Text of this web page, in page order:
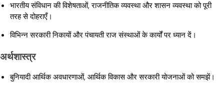
भारतीय संविधान की विशेषताओं, राजनीतिक व्यवस्था और शासन व्यवस्था को पूरी
तरह से दोहराएँ।
विभिन्न सरकारी निकायों और पंचायती राज संस्थाओं के कार्यों पर ध्यान दें।
अर्थशास्त्र
बुनियादी आर्थिक अवधारणाओं, आर्थिक विकास और सरकारी योजनाओं को समझें।